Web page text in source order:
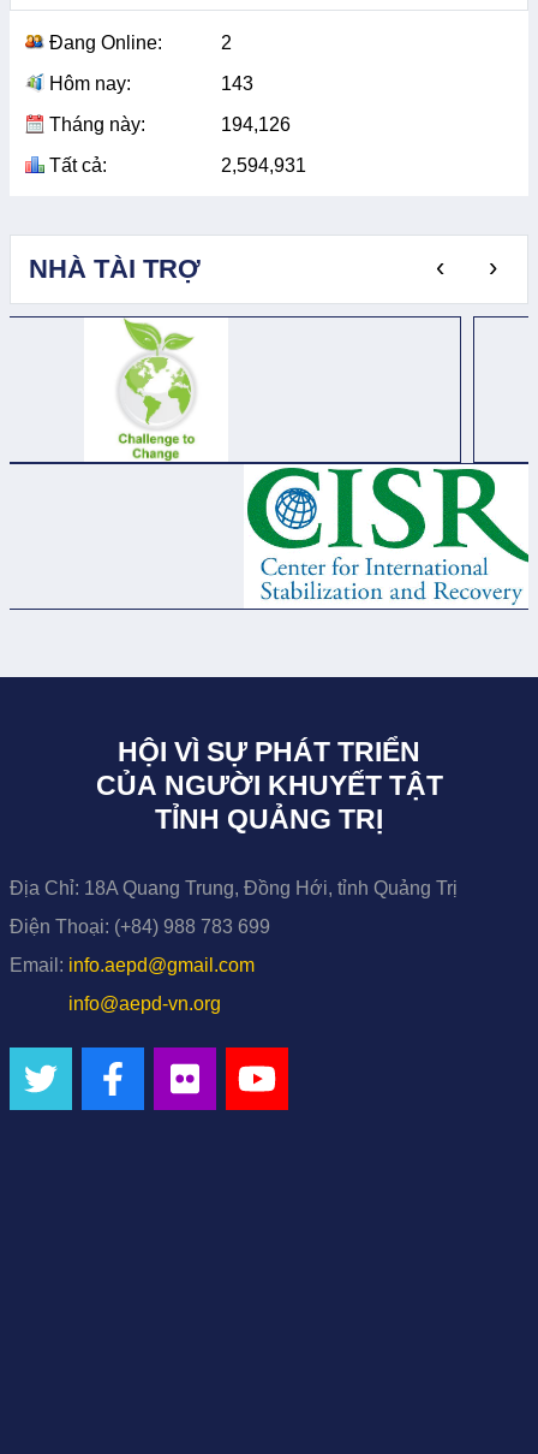
Đang Online:
2
Hôm nay:
143
Tháng này:
194,126
Tất cả:
2,594,931
NHÀ TÀI TRỢ ‹ ›
HỘI VÌ SỰ PHÁT TRIỂN
CỦA NGƯỜI KHUYẾT TẬT
TỈNH QUẢNG TRỊ
Địa Chỉ: 18A Quang Trung, Đồng Hới, tỉnh Quảng Trị
Điện Thoại: (+84) 988 783 699
Email: info.aepd@gmail.com
info@aepd-vn.org